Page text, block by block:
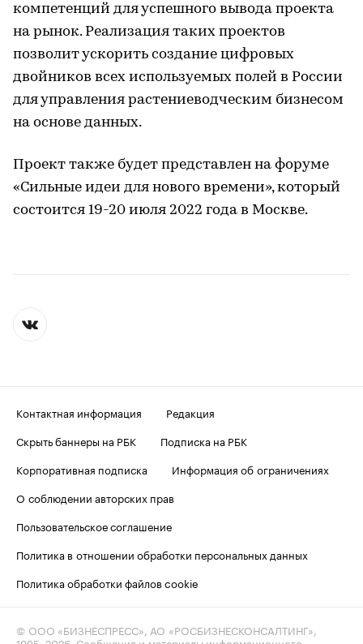
компетенций для успешного вывода проекта
на рынок. Реализация таких проектов
позволит ускорить создание цифровых
двойников всех используемых полей в России
для управления растениеводческим бизнесом
на основе данных.
Проект также будет представлен на форуме
«Сильные идеи для нового времени», который
состоится 19-20 июля 2022 года в Москве.
Контактная информация
Редакция
Скрыть баннеры на РБК
Подписка на РБК
Корпоративная подписка
Информация об ограничениях
О соблюдении авторских прав
Пользовательское соглашение
Политика в отношении обработки персональных данных
Политика обработки файлов cookie
© ООО «БИЗНЕСПРЕСС», АО «РОСБИЗНЕСКОНСАЛТИНГ»,